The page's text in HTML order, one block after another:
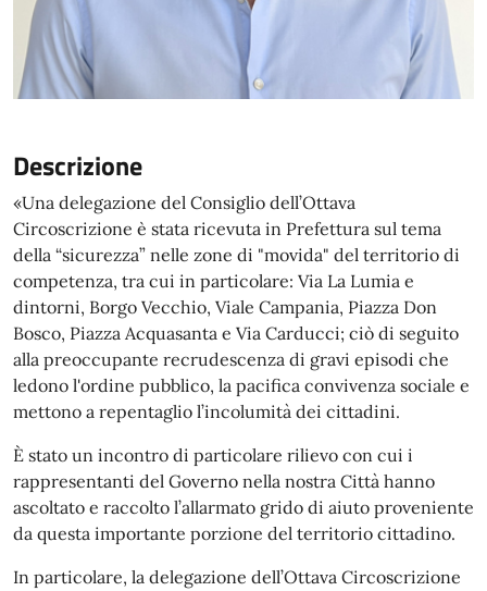
Descrizione
«Una delegazione del Consiglio dell’Ottava
Circoscrizione è stata ricevuta in Prefettura sul tema
della “sicurezza” nelle zone di "movida" del territorio di
competenza, tra cui in particolare: Via La Lumia e
dintorni, Borgo Vecchio, Viale Campania, Piazza Don
Bosco, Piazza Acquasanta e Via Carducci; ciò di seguito
alla preoccupante recrudescenza di gravi episodi che
ledono l'ordine pubblico, la pacifica convivenza sociale e
mettono a repentaglio l’incolumità dei cittadini.
È stato un incontro di particolare rilievo con cui i
rappresentanti del Governo nella nostra Città hanno
ascoltato e raccolto l’allarmato grido di aiuto proveniente
da questa importante porzione del territorio cittadino.
In particolare, la delegazione dell’Ottava Circoscrizione